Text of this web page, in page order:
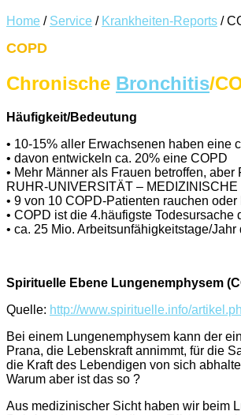
Home / Service / Krankheiten-Reports /
COPD
Chronische Bronchitis/
Häufigkeit/Bedeutung
• 10-15% aller Erwachsenen haben eine
• davon entwickeln ca. 20% eine COPD
• Mehr Männer als Frauen betroffen,
RUHR-UNIVERSITÄT –
• 9 von 10 COPD-Patienten rauchen
• COPD ist die 4.häufigste
• ca. 25 Mio. Arbeitsunfähigkeitstage/
Spirituelle Ebene Lungenemphysem
Quelle: http://www.spirituelle.info/
Bei einem Lungenemphysem kann der
Prana, die Lebenskraft annimmt, für die
die Kraft des Lebendigen von sich
Warum aber ist das so ?
Aus medizinischer Sicht haben wir beim